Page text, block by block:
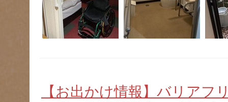
【お出かけ情報】バリアフ